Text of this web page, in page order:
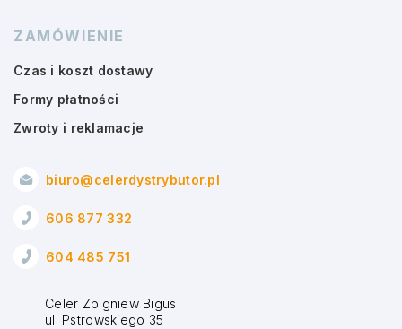
ZAMÓWIENIE
Czas i koszt dostawy
Formy płatności
Zwroty i reklamacje
biuro@celerdystrybutor.pl
606 877 332
604 485 751
Celer Zbigniew Bigus
ul. Pstrowskiego 35